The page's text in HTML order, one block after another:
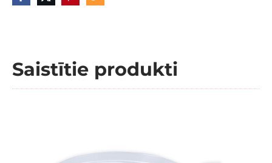
Saistītie produkti